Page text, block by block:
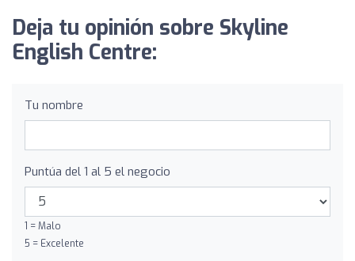
Deja tu opinión sobre Skyline
English Centre:
Tu nombre
Puntúa del 1 al 5 el negocio
1 = Malo
5 = Excelente